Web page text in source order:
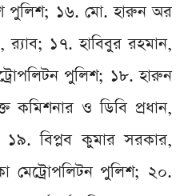
পুলিশ; ১৬. মো. হারুন অর
র‍্যাব; ১৭. হাবিবুর রহমান,
পুলিশ; ১৮. হারুন
কমিশনার ও ডিবি প্রধান,
১৯. বিপ্লব কুমার সরকার,
মেট্রোপলিটন পুলিশ; ২০.